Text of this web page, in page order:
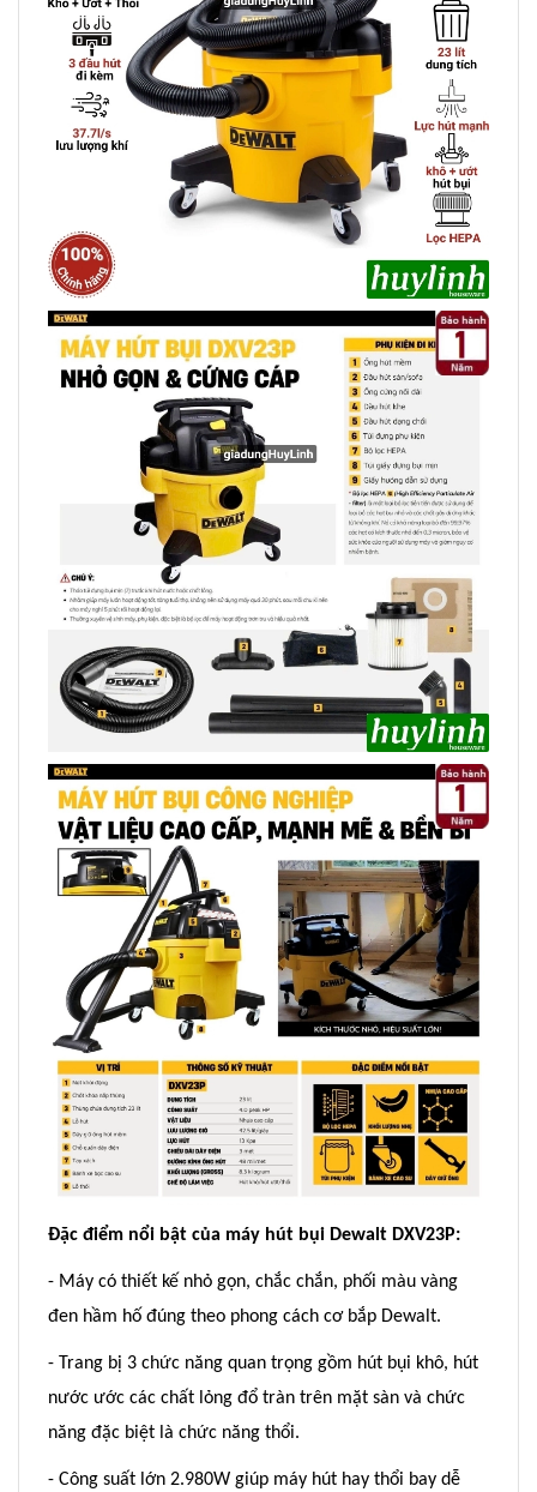
Đặc điểm nổi bật của máy hút bụi Dewalt DXV23P:
- Máy có thiết kế nhỏ gọn, chắc chắn, phối màu vàng
đen hầm hố đúng theo phong cách cơ bắp Dewalt.
- Trang bị 3 chức năng quan trọng gồm hút bụi khô, hút
nước ước các chất lỏng đổ tràn trên mặt sàn và chức
năng đặc biệt là chức năng thổi.
- Công suất lớn 2.980W giúp máy hút hay thổi bay dễ